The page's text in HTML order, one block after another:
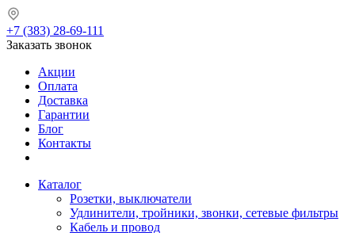
+7 (383) 28-69-111
Заказать звонок
Акции
Оплата
Доставка
Гарантии
Блог
Контакты
Каталог
Розетки, выключатели
Удлинители, тройники, звонки, сетевые фильтры
Кабель и провод